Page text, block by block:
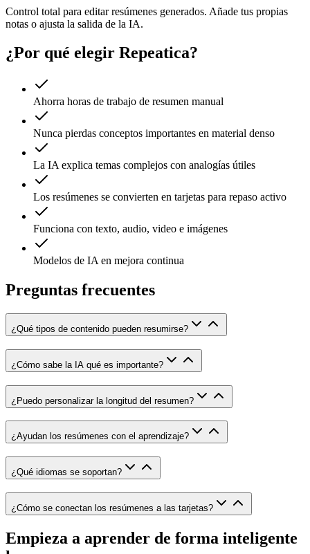
Control total para editar resúmenes generados. Añade tus propias
notas o ajusta la salida de la IA.
¿Por qué elegir Repeatica?
Ahorra horas de trabajo de resumen manual
Nunca pierdas conceptos importantes en material denso
La IA explica temas complejos con analogías útiles
Los resúmenes se convierten en tarjetas para repaso activo
Funciona con texto, audio, video e imágenes
Modelos de IA en mejora continua
Preguntas frecuentes
¿Qué tipos de contenido pueden resumirse?
¿Cómo sabe la IA qué es importante?
¿Puedo personalizar la longitud del resumen?
¿Ayudan los resúmenes con el aprendizaje?
¿Qué idiomas se soportan?
¿Cómo se conectan los resúmenes a las tarjetas?
Empieza a aprender de forma inteligente